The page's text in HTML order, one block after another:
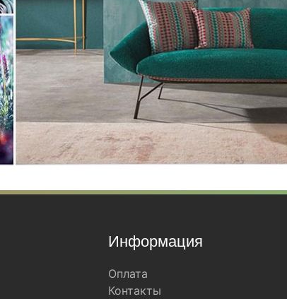
Информация
Оплата
Контакты